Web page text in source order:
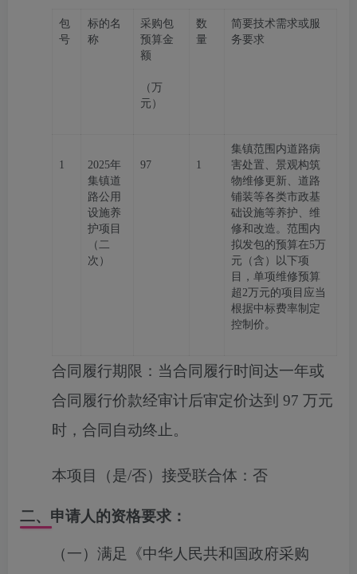
包
号
标的名
称
采购包
预算金
额
（万
元）
数
量
简要技术需求或服
务要求
1
2025年
集镇道
路公用
设施养
护项目
（二
次）
97 1
集镇范围内道路病
害处置、景观构筑
物维修更新、道路
铺装等各类市政基
础设施等养护、维
修和改造。范围内
拟发包的预算在5万
元（含）以下项
目，单项维修预算
超2万元的项目应当
根据中标费率制定
控制价。
合同履行期限： 当合同履行时间达一年或
合同履行价款经审计后审定价达到 97 万元
时，合同自动终止。
本项目（是/否）接受联合体： 否
二、申请人的资格要求：
（一）满足《中华人民共和国政府采购